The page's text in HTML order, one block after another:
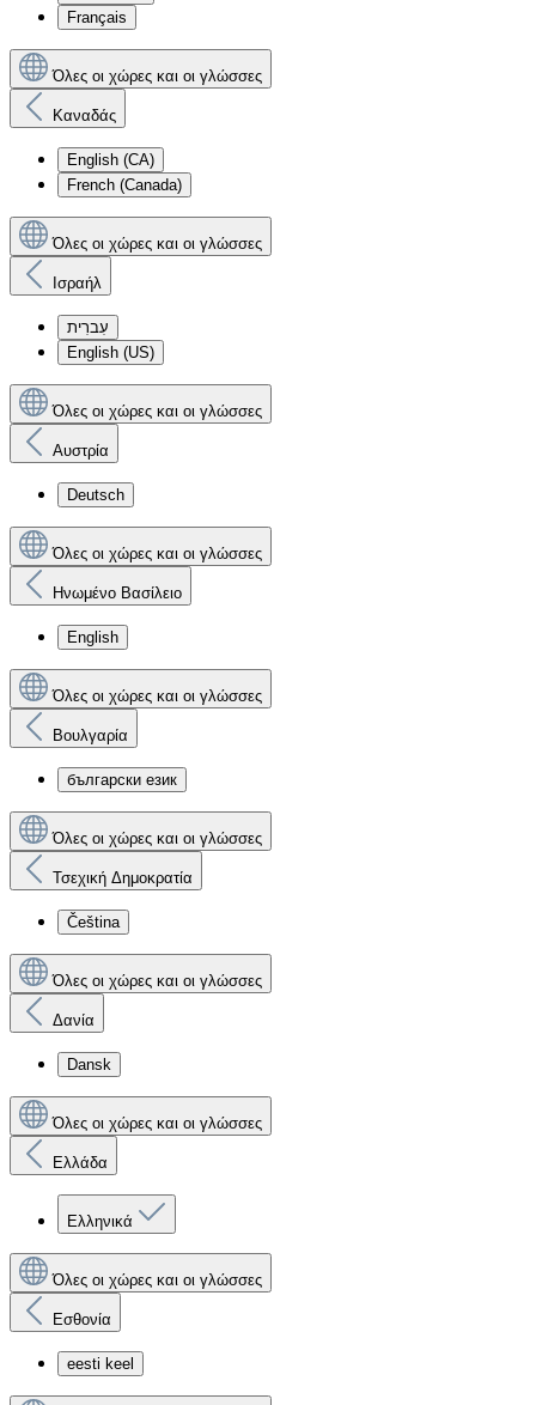
Français
Όλες οι χώρες και οι γλώσσες
Καναδάς
English (CA)
French (Canada)
Όλες οι χώρες και οι γλώσσες
Ισραήλ
עִברִית
English (US)
Όλες οι χώρες και οι γλώσσες
Αυστρία
Deutsch
Όλες οι χώρες και οι γλώσσες
Ηνωμένο Βασίλειο
English
Όλες οι χώρες και οι γλώσσες
Βουλγαρία
български език
Όλες οι χώρες και οι γλώσσες
Τσεχική Δημοκρατία
Čeština
Όλες οι χώρες και οι γλώσσες
Δανία
Dansk
Όλες οι χώρες και οι γλώσσες
Ελλάδα
Ελληνικά
Όλες οι χώρες και οι γλώσσες
Εσθονία
eesti keel